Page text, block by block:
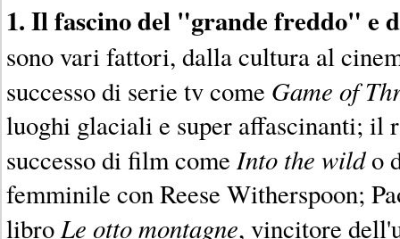
1. Il fascino del "grande freddo" e
sono vari fattori, dalla cultura al
successo di serie tv come Game of
luoghi glaciali e super affascinanti; il
successo di film comeInto the wildo
femminile con Reese Witherspoon;
libroLe otto montagne, vincitore